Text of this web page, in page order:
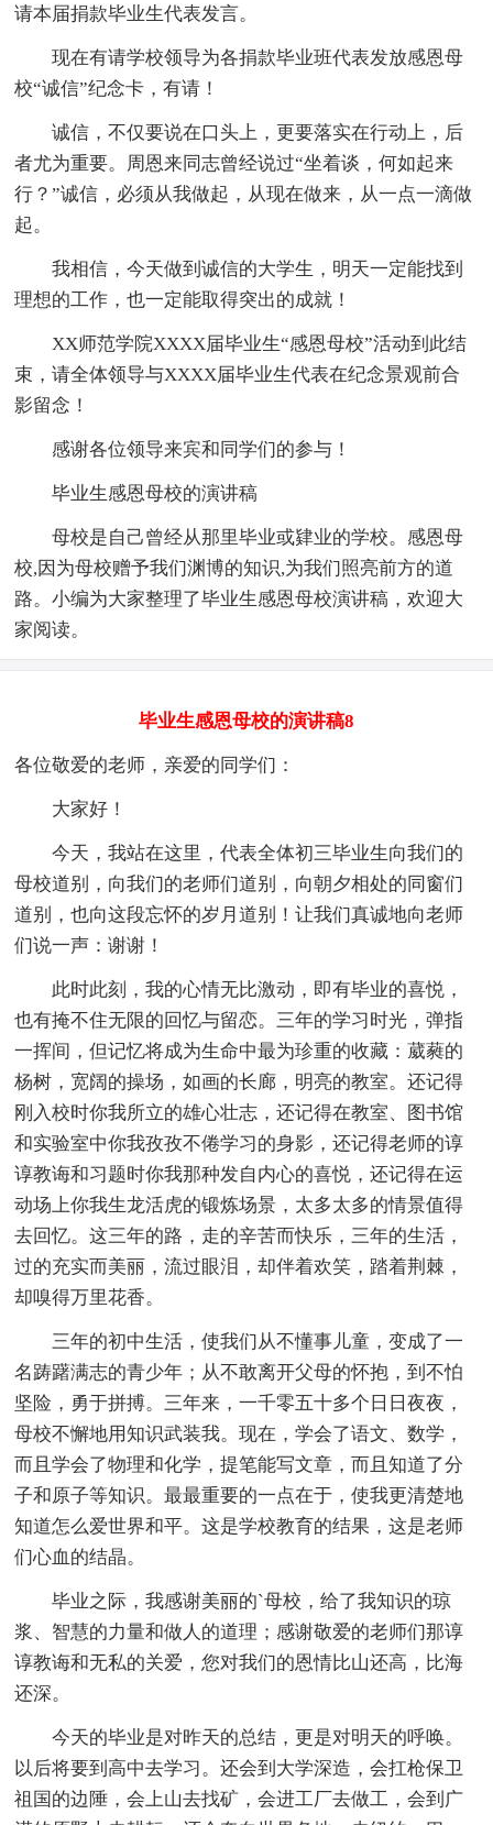
请本届捐款毕业生代表发言。
现在有请学校领导为各捐款毕业班代表发放感恩母
校“诚信”纪念卡，有请！
诚信，不仅要说在口头上，更要落实在行动上，后
者尤为重要。周恩来同志曾经说过“坐着谈，何如起来
行？”诚信，必须从我做起，从现在做来，从一点一滴做
起。
我相信，今天做到诚信的大学生，明天一定能找到
理想的工作，也一定能取得突出的成就！
XX师范学院XXXX届毕业生“感恩母校”活动到此结
束，请全体领导与XXXX届毕业生代表在纪念景观前合
影留念！
感谢各位领导来宾和同学们的参与！
毕业生感恩母校的演讲稿
母校是自己曾经从那里毕业或肄业的学校。感恩母
校,因为母校赠予我们渊博的知识,为我们照亮前方的道
路。小编为大家整理了毕业生感恩母校演讲稿，欢迎大
家阅读。
毕业生感恩母校的演讲稿8
各位敬爱的老师，亲爱的同学们：
大家好！
今天，我站在这里，代表全体初三毕业生向我们的
母校道别，向我们的老师们道别，向朝夕相处的同窗们
道别，也向这段忘怀的岁月道别！让我们真诚地向老师
们说一声：谢谢！
此时此刻，我的心情无比激动，即有毕业的喜悦，
也有掩不住无限的回忆与留恋。三年的学习时光，弹指
一挥间，但记忆将成为生命中最为珍重的收藏：葳蕤的
杨树，宽阔的操场，如画的长廊，明亮的教室。还记得
刚入校时你我所立的雄心壮志，还记得在教室、图书馆
和实验室中你我孜孜不倦学习的身影，还记得老师的谆
谆教诲和习题时你我那种发自内心的喜悦，还记得在运
动场上你我生龙活虎的锻炼场景，太多太多的情景值得
去回忆。这三年的路，走的辛苦而快乐，三年的生活，
过的充实而美丽，流过眼泪，却伴着欢笑，踏着荆棘，
却嗅得万里花香。
三年的初中生活，使我们从不懂事儿童，变成了一
名踌躇满志的青少年；从不敢离开父母的怀抱，到不怕
坚险，勇于拼搏。三年来，一千零五十多个日日夜夜，
母校不懈地用知识武装我。现在，学会了语文、数学，
而且学会了物理和化学，提笔能写文章，而且知道了分
子和原子等知识。最最重要的一点在于，使我更清楚地
知道怎么爱世界和平。这是学校教育的结果，这是老师
们心血的结晶。
毕业之际，我感谢美丽的`母校，给了我知识的琼
浆、智慧的力量和做人的道理；感谢敬爱的老师们那谆
谆教诲和无私的关爱，您对我们的恩情比山还高，比海
还深。
今天的毕业是对昨天的总结，更是对明天的呼唤。
以后将要到高中去学习。还会到大学深造，会扛枪保卫
祖国的边陲，会上山去找矿，会进工厂去做工，会到广